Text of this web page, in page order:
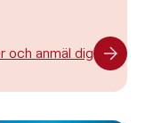
och anmäl dig